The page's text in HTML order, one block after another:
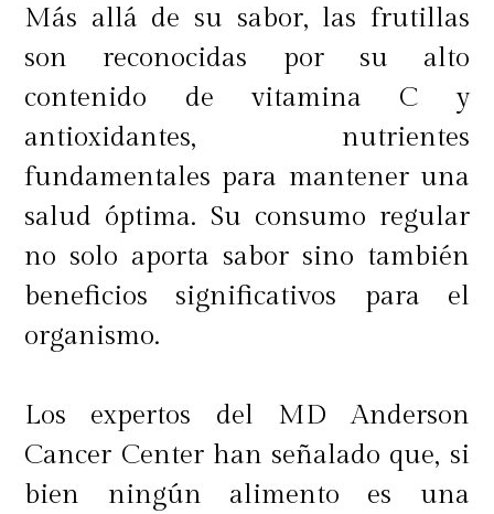
Más allá de su sabor, las frutillas
son reconocidas por su alto
contenido de vitamina C y
antioxidantes, nutrientes
fundamentales para mantener una
salud óptima. Su consumo regular
no solo aporta sabor sino también
beneficios significativos para el
organismo.
Los expertos del MD Anderson
Cancer Center han señalado que, si
bien ningún alimento es una